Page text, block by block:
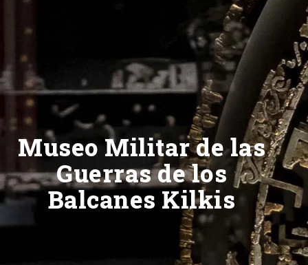
Museo Militar de las
Guerras de los
Balcanes Kilkis